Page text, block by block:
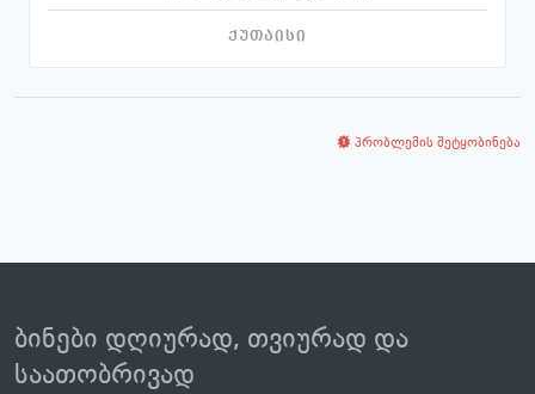
ქუთაისი
პრობლემის შეტყობინება
ბინები დღიურად, თვიურად და
საათობრივად